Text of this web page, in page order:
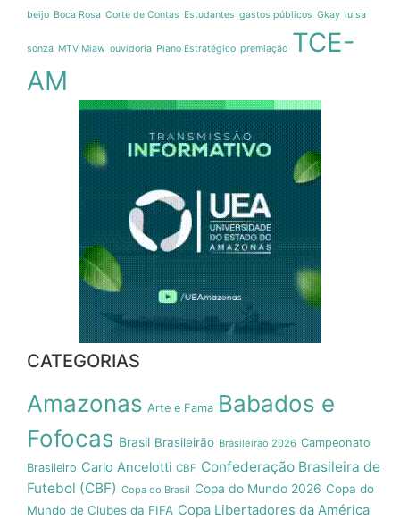
beijo Boca Rosa Corte de Contas Estudantes gastos públicos Gkay luisa
sonza MTV Miaw ouvidoria Plano Estratégico premiação TCE-
AM
CATEGORIAS
Amazonas Arte e Fama Babados e
Fofocas Brasil Brasileirão Brasileirão 2026 Campeonato
Brasileiro Carlo Ancelotti CBF Confederação Brasileira de
Futebol (CBF) Copa do Brasil Copa do Mundo 2026 Copa do
Mundo de Clubes da FIFA Copa Libertadores da América